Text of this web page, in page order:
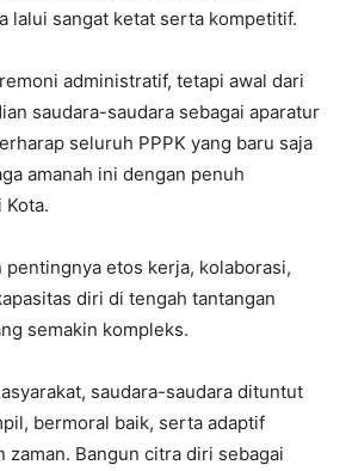
lalui sangat ketat serta kompetitif.
administratif, tetapi awal dari
saudara-saudara sebagai aparatur
seluruh PPPK yang baru saja
amanah ini dengan penuh
Kota.
pentingnya etos kerja, kolaborasi,
diri di tengah tantangan
semakin kompleks.
saudara-saudara dituntut
bermoral baik, serta adaptif
zaman. Bangun citra diri sebagai